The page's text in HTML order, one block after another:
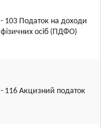
- 103 Податок на доходи
фізичних осіб (ПДФО)
- 116 Акцизний податок